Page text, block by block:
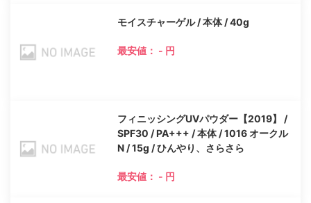
モイスチャーゲル / 本体 / 40g
最安値： - 円
フィニッシングUVパウダー【2019】 /
SPF30 / PA+++ / 本体 / 1016 オークル
N / 15g / ひんやり、さらさら
最安値： - 円